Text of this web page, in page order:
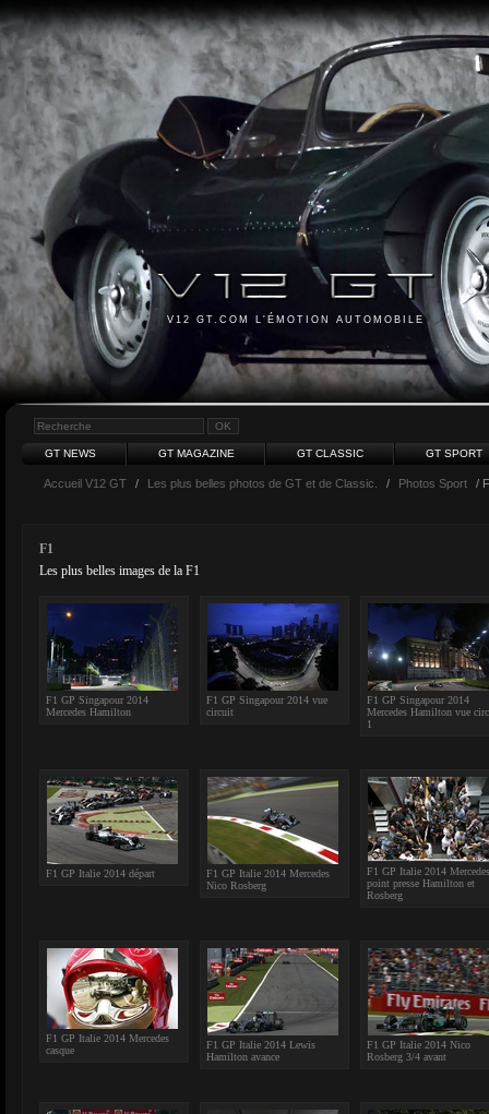
V12 GT.COM L'ÉMOTION AUTOMOBILE
GT NEWS GT MAGAZINE GT CLASSIC GT SPORT
Accueil V12 GT / Les plus belles photos de GT et de Classic. / Photos Sport /
F1
Les plus belles images de la F1
F1 GP Singapour 2014
Mercedes Hamilton
F1 GP Singapour 2014 vue
circuit
F1 GP Singapour 2014
Mercedes Hamilton vue
1
F1 GP Italie 2014 départ
F1 GP Italie 2014 Mercedes
Nico Rosberg
F1 GP Italie 2014 Mercedes
point presse Hamilton et
Rosberg
F1 GP Italie 2014 Mercedes
casque
F1 GP Italie 2014 Lewis
Hamilton avance
F1 GP Italie 2014 Nico
Rosberg 3/4 avant